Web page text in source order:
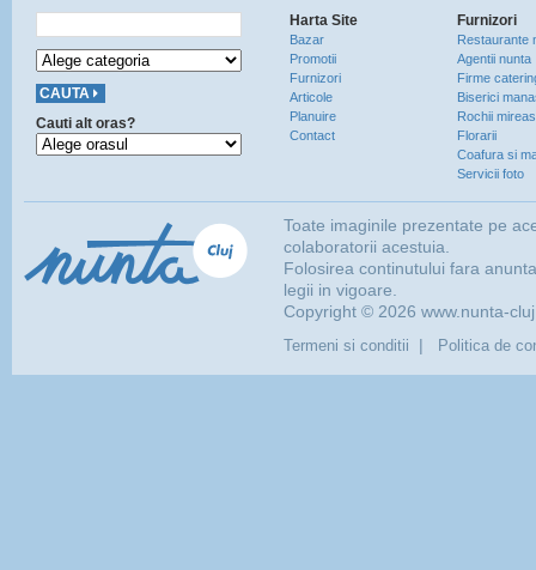
Cauti alt oras?
Harta Site
Bazar
Promotii
Furnizori
Articole
Planuire
Contact
Furnizori
Restaurante
Agentii nunta
Firme
Biserici
Rochii
Florarii
Coafura si
Servicii foto
Toate imaginile prezentate pe
colaboratorii acestuia.
Folosirea continutului fara
legii in vigoare.
Copyright © 2026 www.nunta-
Termeni si conditii | Politica de